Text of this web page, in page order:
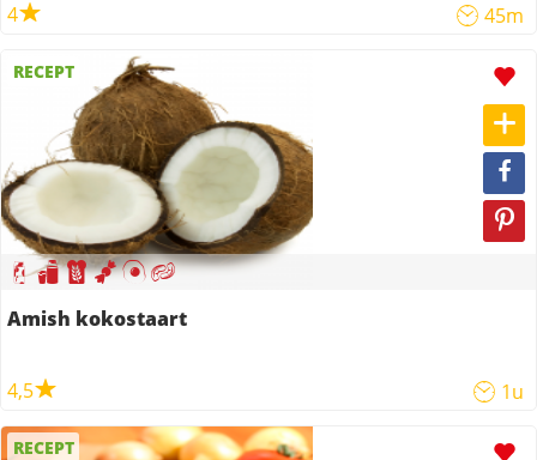
4 45m
RECEPT
Amish kokostaart
4,5 1u
RECEPT